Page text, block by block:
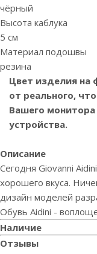
чёрный
Высота каблука
5 см
Материал подошвы
резина
Цвет изделия на
от реального,
Вашего монитора
устройства.
Описание
Сегодня Giovanni
хорошего вкуса.
дизайн моделей
Обувь Aidini -
Наличие
Отзывы